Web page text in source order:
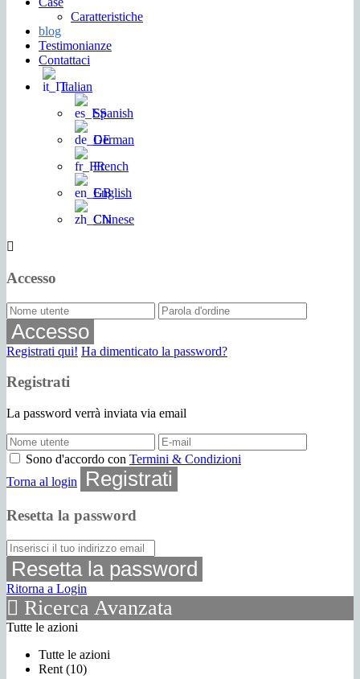
Caratteristiche
blog
Testimonianze
Contattaci
Italian
Spanish
German
French
English
Chinese
Accesso
Accesso
Registrati qui! Ha dimenticato la password?
Registrati
La password verrà inviata via email
Sono d'accordo con Termini & Condizioni
Torna al login
Registrati
Resetta la password
Resetta la password
Ritorna a Login
Ricerca Avanzata
Tutte le azioni
Tutte le azioni
Rent (10)